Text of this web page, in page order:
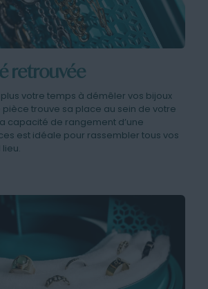
retrouvée
votre temps à démêler vos bijoux
trouve sa place au sein de votre
capacité de rangement d’une
est idéale pour rassembler tous vos
lieu.